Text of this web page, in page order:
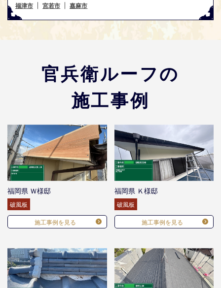
福津市
宮若市 嘉麻市
官兵衛ルーフの
施工事例
福岡県 Ｗ様邸
破風板
施工事例を見る
福岡県 Ｋ様邸
破風板
施工事例を見る